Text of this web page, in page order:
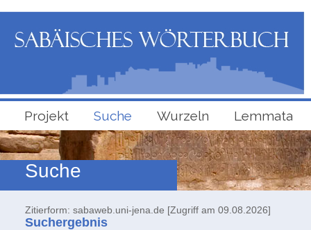
Projekt Suche Wurzeln Lemmata
Suche
Zitierform: sabaweb.uni-jena.de [Zugriff am 09.08.2026]
Suchergebnis